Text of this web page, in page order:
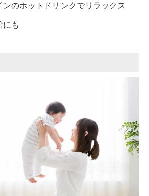
のホットドリンクでリラックス
にも